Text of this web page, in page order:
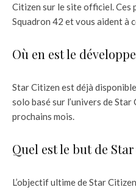
Citizen sur le site officiel. Ces
Squadron 42 et vous aident à
Où en est le
Star Citizen est déjà
solo basé sur l’univers de
prochains mois.
Quel est le but de
L’objectif ultime de Star